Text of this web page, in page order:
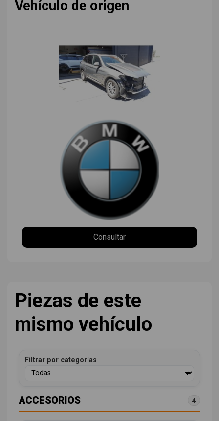
Vehículo de origen
Consultar
Piezas de este
mismo vehículo
Filtrar por categorías
ACCESORIOS 4